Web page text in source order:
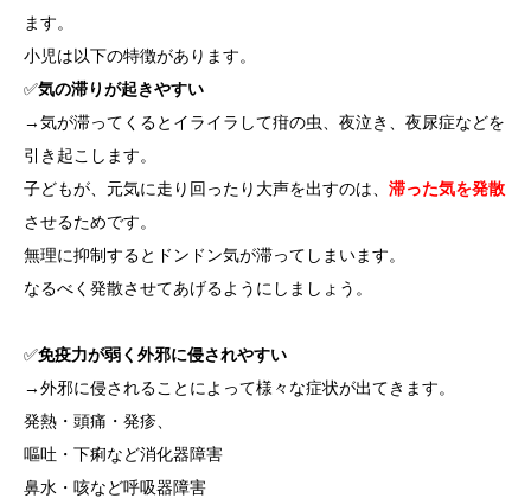
ます。
小児は以下の特徴があります。
✅気の滞りが起きやすい
→気が滞ってくるとイライラして疳の虫、夜泣き、夜尿症などを
引き起こします。
子どもが、元気に走り回ったり大声を出すのは、 滞った気を発散
させるためです。
無理に抑制するとドンドン気が滞ってしまいます。
なるべく発散させてあげるようにしましょう。
✅免疫力が弱く外邪に侵されやすい
→外邪に侵されることによって様々な症状が出てきます。
発熱・頭痛・発疹、
嘔吐・下痢など消化器障害
鼻水・咳など呼吸器障害